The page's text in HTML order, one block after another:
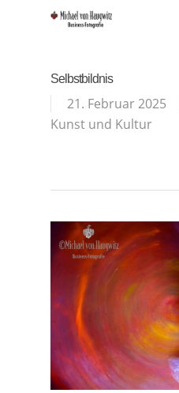
Selbstbildnis
21. Februar 2025
Kunst und Kultur